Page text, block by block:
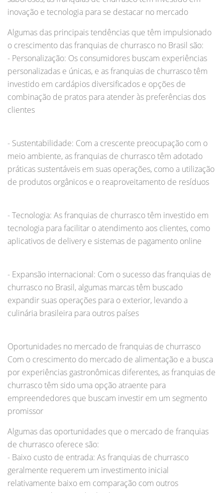
inovação e tecnologia para se destacar no mercado
Algumas das principais tendências que têm impulsionado
o crescimento das franquias de churrasco no Brasil são:
- Personalização: Os consumidores buscam experiências
personalizadas e únicas, e as franquias de churrasco têm
investido em cardápios diversificados e opções de
combinação de pratos para atender às preferências dos
clientes
- Sustentabilidade: Com a crescente preocupação com o
meio ambiente, as franquias de churrasco têm adotado
práticas sustentáveis em suas operações, como a utilização
de produtos orgânicos e o reaproveitamento de resíduos
- Tecnologia: As franquias de churrasco têm investido em
tecnologia para facilitar o atendimento aos clientes, como
aplicativos de delivery e sistemas de pagamento online
- Expansão internacional: Com o sucesso das franquias de
churrasco no Brasil, algumas marcas têm buscado
expandir suas operações para o exterior, levando a
culinária brasileira para outros países
Oportunidades no mercado de franquias de churrasco
Com o crescimento do mercado de alimentação e a busca
por experiências gastronômicas diferentes, as franquias de
churrasco têm sido uma opção atraente para
empreendedores que buscam investir em um segmento
promissor
Algumas das oportunidades que o mercado de franquias
de churrasco oferece são:
- Baixo custo de entrada: As franquias de churrasco
geralmente requerem um investimento inicial
relativamente baixo em comparação com outros